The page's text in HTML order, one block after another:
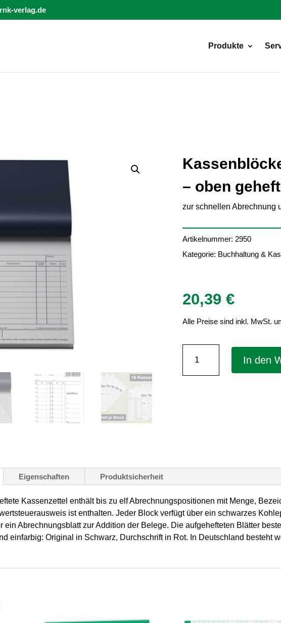
verlag.de
Produkte
– oben
zur schnellen Abrechnung
Artikelnummer: 2950
Kategorie: Buchhaltung &
20,39 €
Alle Preise sind inkl. MwSt.
In den
Eigenschaften Produktsicherheit
Kassenzettel enthält bis zu elf Abrechnungspositionen mit Menge,
ist enthalten. Jeder Block verfügt über ein schwarzes
ein Abrechnungsblatt zur Addition der Belege. Die aufgehefteten Blätter
einfarbig: Original in Schwarz, Durchschrift in Rot. In Deutschland besteht